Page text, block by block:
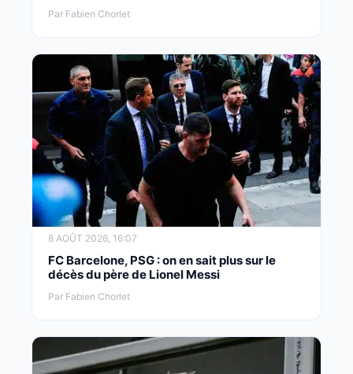
Par Fabien Chorlet
8 AOÛT 2026, 16:07
FC Barcelone, PSG : on en sait plus sur le
décès du père de Lionel Messi
Par Fabien Chorlet